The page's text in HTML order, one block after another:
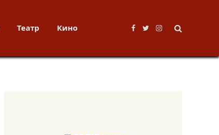
Театр Кино
Facebook
TwitterInstagram